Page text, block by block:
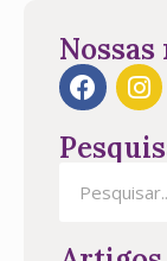
Nossas